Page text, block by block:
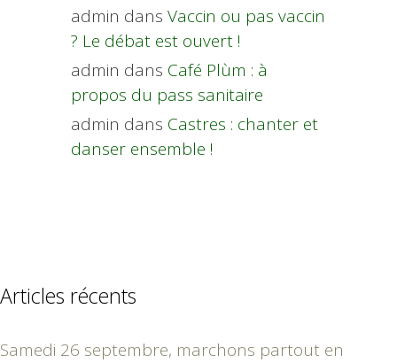
admin dans Vaccin ou pas vaccin
? Le débat est ouvert !
admin dans Café Plùm : à
propos du pass sanitaire
admin dans Castres : chanter et
danser ensemble !
Articles récents
Samedi 26 septembre, marchons partout en